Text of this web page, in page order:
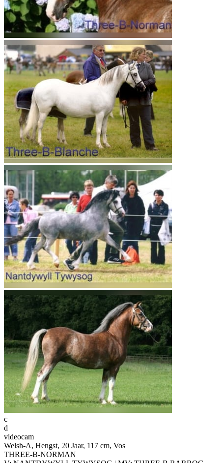
c
d
videocam
Welsh-A, Hengst, 20 Jaar, 117 cm, Vos
THREE-B-NORMAN